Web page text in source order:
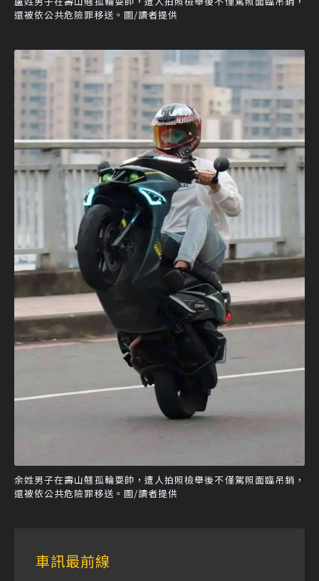
還被依公共危險罪移送。圖/讀者提供
余姓男子在壽山翹孤輪耍帥，遭人拍照檢舉後不僅駕照面臨吊銷，
還被依公共危險罪移送。圖/讀者提供
車訊最前線